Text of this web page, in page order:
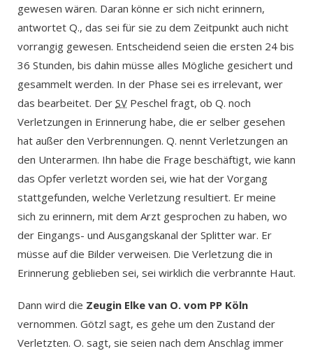
gewesen wären. Daran könne er sich nicht erinnern,
antwortet Q., das sei für sie zu dem Zeitpunkt auch nicht
vorrangig gewesen. Entscheidend seien die ersten 24 bis
36 Stunden, bis dahin müsse alles Mögliche gesichert und
gesammelt werden. In der Phase sei es irrelevant, wer
das bearbeitet. Der SV Peschel fragt, ob Q. noch
Verletzungen in Erinnerung habe, die er selber gesehen
hat außer den Verbrennungen. Q. nennt Verletzungen an
den Unterarmen. Ihn habe die Frage beschäftigt, wie kann
das Opfer verletzt worden sei, wie hat der Vorgang
stattgefunden, welche Verletzung resultiert. Er meine
sich zu erinnern, mit dem Arzt gesprochen zu haben, wo
der Eingangs- und Ausgangskanal der Splitter war. Er
müsse auf die Bilder verweisen. Die Verletzung die in
Erinnerung geblieben sei, sei wirklich die verbrannte Haut.
Dann wird die Zeugin Elke van O. vom PP Köln
vernommen. Götzl sagt, es gehe um den Zustand der
Verletzten. O. sagt, sie seien nach dem Anschlag immer